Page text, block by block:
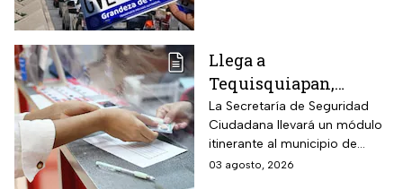
Llega a
Tequisquiapan,
Querétaro, unidad
móvil de licencia de
conducir este martes
4 de agosto: los cupos
La Secretaría de Seguridad
Ciudadana llevará un módulo
itinerante al municipio de
Tequisquiapan, en Querétaro,
03 agosto, 2026